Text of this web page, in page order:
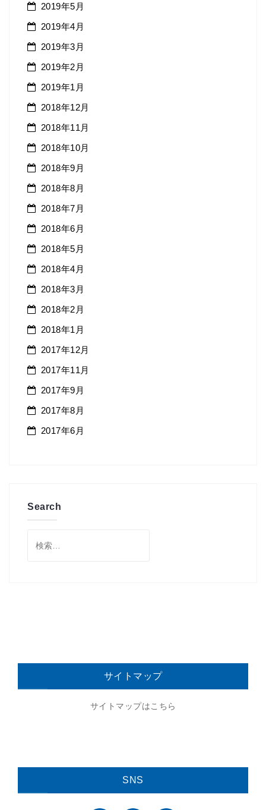
2019年5月
2019年4月
2019年3月
2019年2月
2019年1月
2018年12月
2018年11月
2018年10月
2018年9月
2018年8月
2018年7月
2018年6月
2018年5月
2018年4月
2018年3月
2018年2月
2018年1月
2017年12月
2017年11月
2017年9月
2017年8月
2017年6月
Search
索:
サイトマップ
サイトマップはこちら
SNS